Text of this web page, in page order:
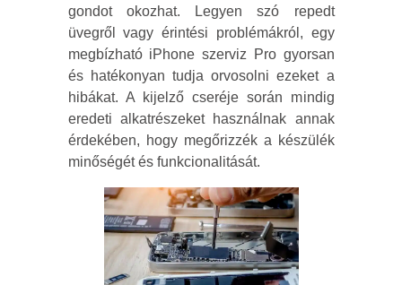
gondot okozhat. Legyen szó repedt
üvegről vagy érintési problémákról, egy
megbízható iPhone szerviz Pro gyorsan
és hatékonyan tudja orvosolni ezeket a
hibákat. A kijelző cseréje során mindig
eredeti alkatrészeket használnak annak
érdekében, hogy megőrizzék a készülék
minőségét és funkcionalitását.